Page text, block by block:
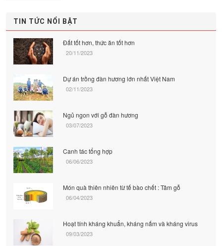
TIN TỨC NỔI BẬT
Đất tốt hơn, thức ăn tốt hơn
20/11/2023
Dự án trồng đàn hương lớn nhất Việt Nam
02/11/2023
Ngủ ngon với gỗ đàn hương
03/07/2023
Canh tác tổng hợp
06/06/2023
Món quà thiên nhiên từ tế bào chết : Tâm gỗ
06/04/2023
Hoạt tính kháng khuẩn, kháng nấm và kháng virus
09/03/2023